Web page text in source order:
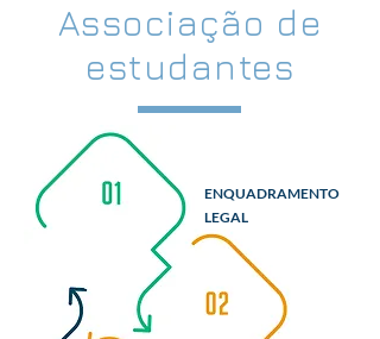
Associação de
estudantes
ENQUADRAMENTO
LEGAL